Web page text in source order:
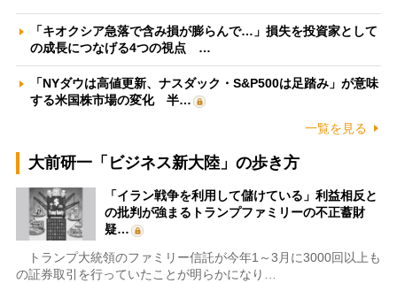
「キオクシア急落で含み損が膨らんで…」損失を投資家として
の成長につなげる4つの視点 …
「NYダウは高値更新、ナスダック・S&P500は足踏み」が意味
する米国株市場の変化 半…
一覧を見る
大前研一「ビジネス新大陸」の歩き方
「イラン戦争を利用して儲けている」利益相反と
の批判が強まるトランプファミリーの不正蓄財
疑…
トランプ大統領のファミリー信託が今年1～3月に3000回以上も
の証券取引を行っていたことが明らかになり…